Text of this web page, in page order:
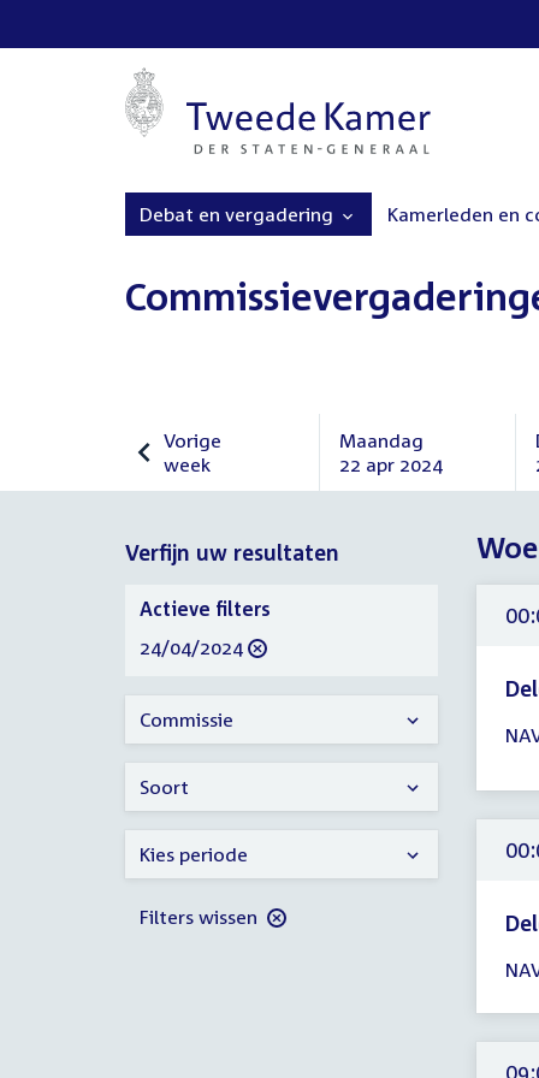
Debat en vergadering Kamerleden en
Vorige
week
Vorige
Maandag
22 apr 2024
Maandag
Verfijn uw resultaten
uur
-
Verfijn
uw
resultaten
Actieve filters
verwijder
24/04/2024
Commissie
Soort
Kies periode
Filters wissen